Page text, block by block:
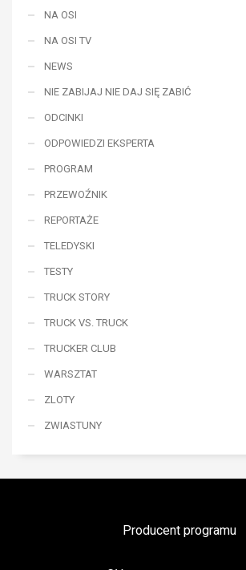
NA OSI
NA OSI TV
NEWS
NIE ZABIJAJ NIE DAJ SIĘ ZABIĆ
ODCINKI
ODPOWIEDZI EKSPERTA
PROGRAM
PRZEWOŹNIK
REPORTAŻE
TELEDYSKI
TESTY
TRUCK STORY
TRUCK VS. TRUCK
TRUCKER CLUB
WARSZTAT
ZLOTY
ZWIASTUNY
Producent programu